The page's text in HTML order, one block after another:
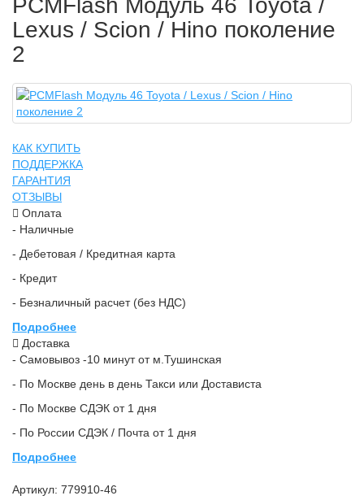
PCMFlash Модуль 46 Toyota /
Lexus / Scion / Hino поколение
2
КАК КУПИТЬ
ПОДДЕРЖКА
ГАРАНТИЯ
ОТЗЫВЫ
Оплата
- Наличные
- Дебетовая / Кредитная карта
- Кредит
- Безналичный расчет (без НДС)
Подробнее
Доставка
- Самовывоз -10 минут от м.Тушинская
- По Москве день в день Такси или Достависта
- По Москве СДЭК от 1 дня
- По России СДЭК / Почта от 1 дня
Подробнее
Артикул: 779910-46